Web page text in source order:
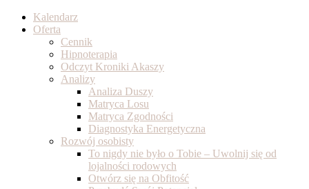
Kalendarz
Oferta
Cennik
Hipnoterapia
Odczyt Kroniki Akaszy
Analizy
Analiza Duszy
Matryca Losu
Matryca Zgodności
Diagnostyka Energetyczna
Rozwój osobisty
To nigdy nie było o Tobie – Uwolnij się od
lojalności rodowych
Otwórz się na Obfitość